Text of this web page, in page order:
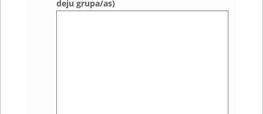
deju grupa/as)